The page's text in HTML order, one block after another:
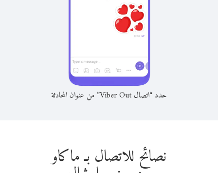
حدد “اتصال Viber Out” من عنوان المحادثة
نصائح للاتصال بـ ماكاو